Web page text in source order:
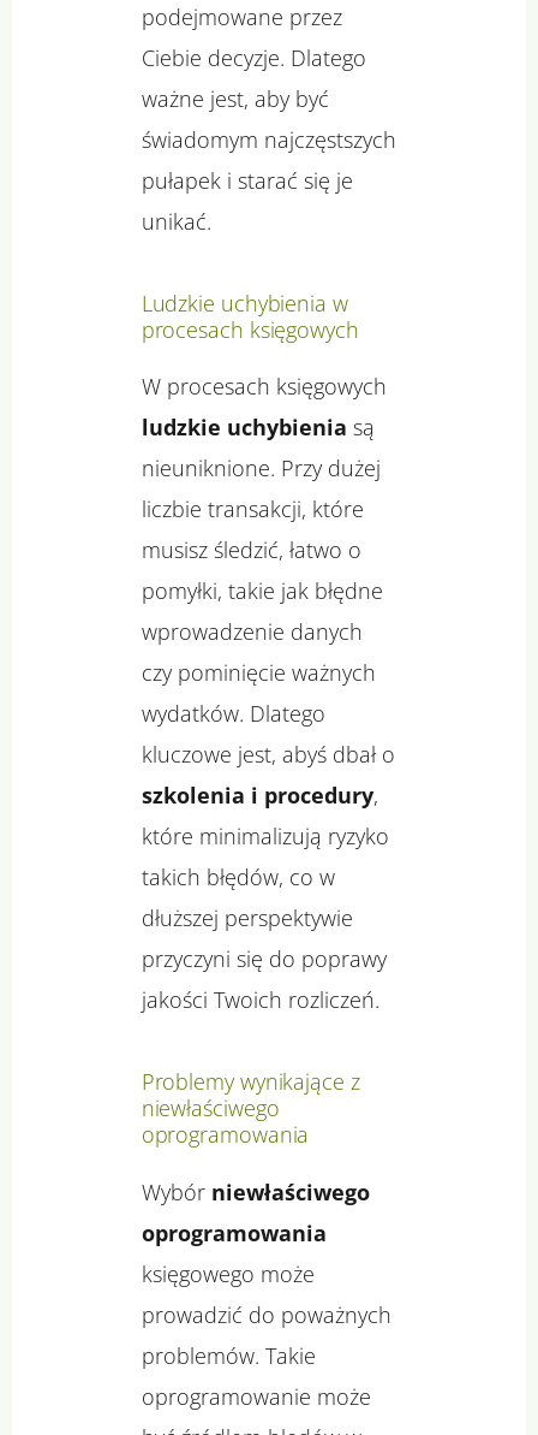
podejmowane przez
Ciebie decyzje. Dlatego
ważne jest, aby być
świadomym najczęstszych
pułapek i starać się je
unikać.
Ludzkie uchybienia w
procesach księgowych
W procesach księgowych
ludzkie uchybienia są
nieuniknione. Przy dużej
liczbie transakcji, które
musisz śledzić, łatwo o
pomyłki, takie jak błędne
wprowadzenie danych
czy pominięcie ważnych
wydatków. Dlatego
kluczowe jest, abyś dbał o
szkolenia i procedury,
które minimalizują ryzyko
takich błędów, co w
dłuższej perspektywie
przyczyni się do poprawy
jakości Twoich rozliczeń.
Problemy wynikające z
niewłaściwego
oprogramowania
Wybór niewłaściwego
oprogramowania
księgowego może
prowadzić do poważnych
problemów. Takie
oprogramowanie może